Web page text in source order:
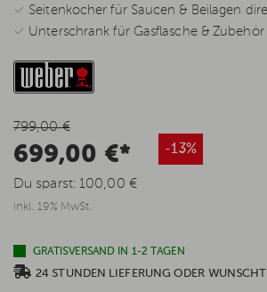
✓ Seitenkocher für Saucen & Beilagen
✓ Unterschrank für Gasflasche & Zubehör
799,00 €
699,00 €* -13%
Du sparst:100,00 €
inkl. 19% MwSt.
GRATISVERSAND IN 1-2 TAGEN
24 STUNDEN LIEFERUNG ODER